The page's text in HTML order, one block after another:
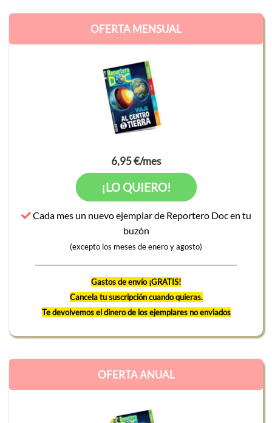
OFERTA MENSUAL
6,95 €/mes
¡LO QUIERO!
Cada mes un nuevo ejemplar de Reportero Doc en tu
buzón
(excepto los meses de enero y agosto)
Gastos de envío ¡GRATIS!
Cancela tu suscripción cuando quieras.
Te devolvemos el dinero de los ejemplares no enviados
OFERTA ANUAL